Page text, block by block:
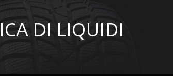
DI LIQUIDI